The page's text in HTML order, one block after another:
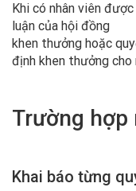
Khi có nhân viên
luận của hội đồng
khen thưởng hoặc
định khen thưởng cho
Trường hợp
Khai báo từng